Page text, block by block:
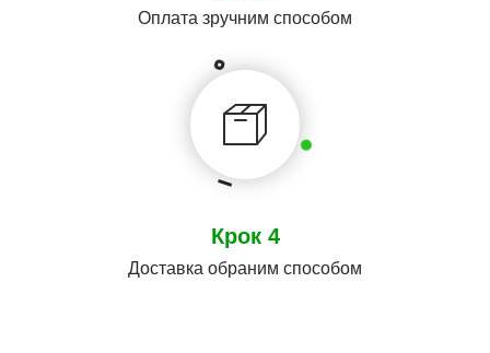
Оплата зручним способом
Крок 4
Доставка обраним способом